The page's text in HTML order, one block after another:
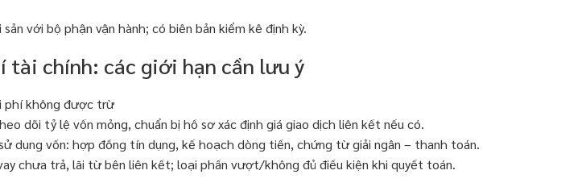
với bộ phận vận hành; có biên bản kiểm kê định kỳ.
tài chính: các giới hạn cần lưu ý
phí không được trừ
dõi tỷ lệ vốn mỏng, chuẩn bị hồ sơ xác định giá giao dịch liên kết nếu có.
dụng vốn: hợp đồng tín dụng, kế hoạch dòng tiền, chứng từ giải ngân – thanh toán.
chưa trả, lãi từ bên liên kết; loại phần vượt/không đủ điều kiện khi quyết toán.